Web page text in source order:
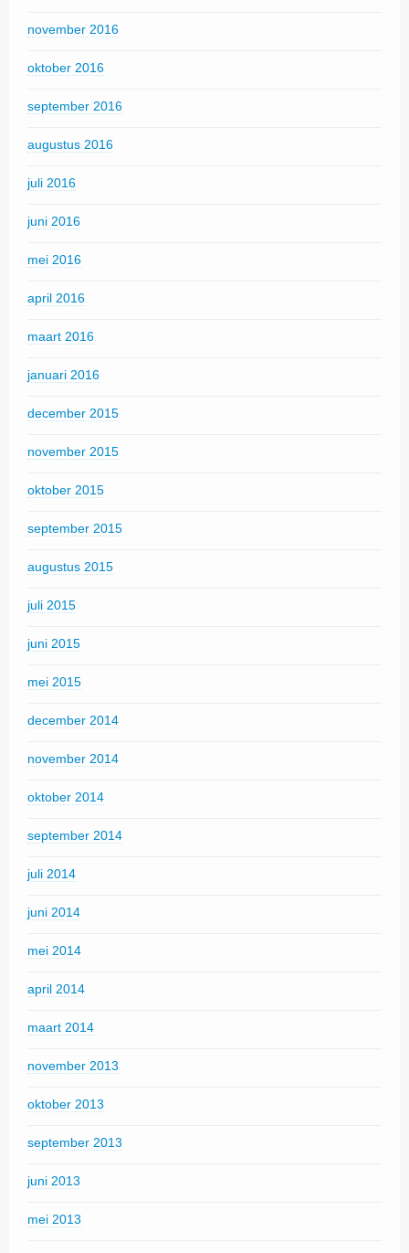
november 2016
oktober 2016
september 2016
augustus 2016
juli 2016
juni 2016
mei 2016
april 2016
maart 2016
januari 2016
december 2015
november 2015
oktober 2015
september 2015
augustus 2015
juli 2015
juni 2015
mei 2015
december 2014
november 2014
oktober 2014
september 2014
juli 2014
juni 2014
mei 2014
april 2014
maart 2014
november 2013
oktober 2013
september 2013
juni 2013
mei 2013